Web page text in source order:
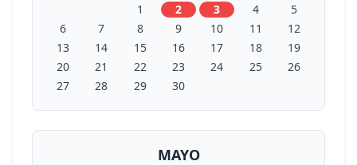
1 2 3 4
5
6
7 8 9 10 11
12
13
14 15 16 17 18
19
20
21 22 23 24 25
26
27
28 29 30
MAYO